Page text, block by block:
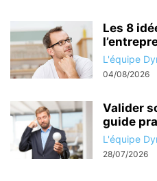
Les 8
L'équipe
04/08/2026
Valider
guide
L'équipe
28/07/2026